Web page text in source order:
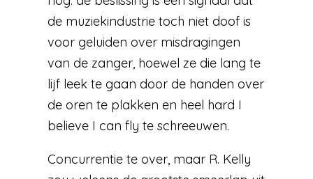
de muziekindustrie toch niet doof is
voor geluiden over misdragingen
van de zanger, hoewel ze die lang te
lijf leek te gaan door de handen over
de oren te plakken en heel hard I
believe I can fly te schreeuwen.
Concurrentie te over, maar R. Kelly